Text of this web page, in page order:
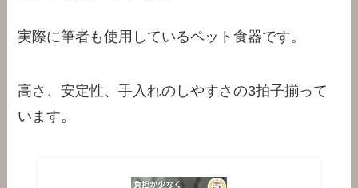
実際に筆者も使用しているペット食器です。
高さ、安定性、手入れのしやすさの3拍子揃って
います。